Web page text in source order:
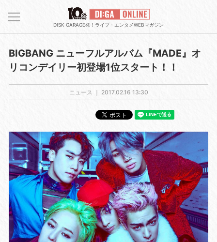
DISK GARAGE発！ライブ・エンタメWEBマガジン
BIGBANG ニューフルアルバム『MADE』オ
リコンデイリー初登場1位スタート！！
ニュース ｜ 2017.02.16 13:30